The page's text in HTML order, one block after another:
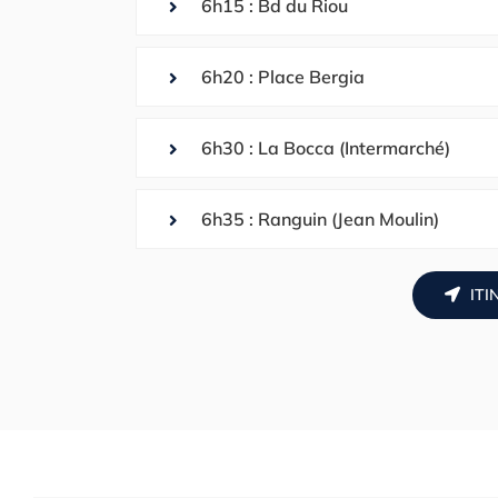
6h15 : Bd du Riou
6h20 : Place Bergia
6h30 : La Bocca (Intermarché)
6h35 : Ranguin (Jean Moulin)